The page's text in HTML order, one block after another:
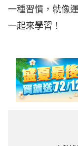
一種習慣，就像
一起來學習！